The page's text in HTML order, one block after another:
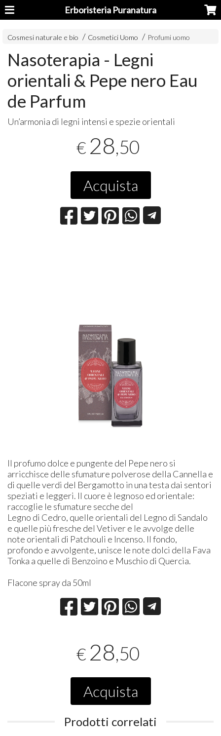
Erboristeria Puranatura
Cosmesi naturale e bio Cosmetici Uomo Profumi uomo
Nasoterapia - Legni
orientali & Pepe nero Eau
de Parfum
Un’armonia di legni intensi e spezie orientali
€ 28,50
Acquista
Il profumo dolce e pungente del Pepe nero si
arricchisce delle sfumature polverose della Cannella e
di quelle verdi del Bergamotto in una testa dai sentori
speziati e leggeri. Il cuore è legnoso ed orientale:
raccoglie le sfumature secche del
Legno di Cedro, quelle orientali del Legno di Sandalo
e quelle più fresche del Vetiver e le avvolge delle
note orientali di Patchouli e Incenso. Il fondo,
profondo e avvolgente, unisce le note dolci della Fava
Tonka a quelle di Benzoino e Muschio di Quercia.
Flacone spray da 50ml
€ 28,50
Acquista
Prodotti correlati